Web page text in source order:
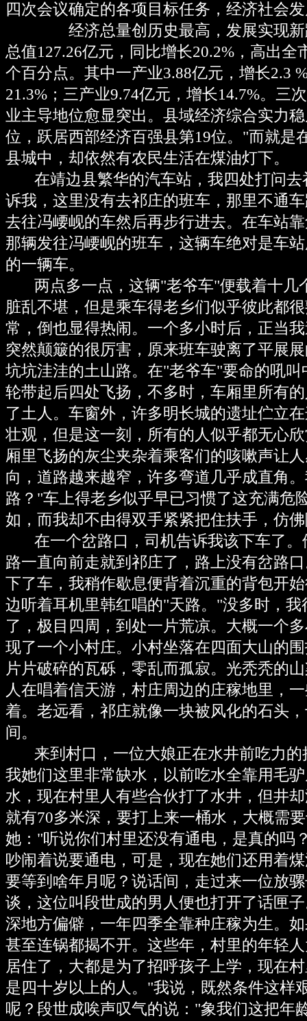
四次会议确定的各项目标任务，经济社会
经济总量创历史最高，发展实现新跨
总值127.26亿元，同比增长20.2%，高出全
个百分点。其中一产业3.88亿元，增长2.3
21.3%；三产业9.74亿元，增长14.7%。三
业主导地位愈显突出。县域经济综合实力
位，跃居西部经济百强县第19位。"而就是
县城中，却依然有农民生活在煤油灯下。
在靖边县繁华的汽车站，我四处打问去
诉我，这里没有去祁庄的班车，那里不通
去往冯崾岘的车然后再步行进去。在车站
那辆发往冯崾岘的班车，这辆车绝对是车
的一辆车。
两点多一点，这辆"老爷车"便载着十几
脏乱不堪，但是乘车得老乡们似乎彼此都
常，倒也显得热闹。一个多小时后，正当
突然颠簸的很厉害，原来班车驶离了平展
坑坑洼洼的土山路。在"老爷车"要命的吼
轮带起后四处飞扬，不多时，车厢里所有
了土人。车窗外，许多明长城的遗址伫立
壮观，但是这一刻，所有的人似乎都无心
厢里飞扬的灰尘夹杂着乘客们的咳嗽声让
向，道路越来越窄，许多弯道几乎成直角
路？"车上得老乡似乎早已习惯了这充满危
如，而我却不由得双手紧紧把住扶手，仿
在一个岔路口，司机告诉我该下车了。
路一直向前走就到祁庄了，路上没有岔路
下了车，我稍作歇息便背着沉重的背包开
边听着耳机里韩红唱的"天路。"没多时，
了，极目四周，到处一片荒凉。大概一个
现了一个小村庄。小村坐落在四面大山的
片片破碎的瓦砾，零乱而孤寂。光秃秃的
人在唱着信天游，村庄周边的庄稼地里，
着。老远看，祁庄就像一块被风化的石头
间。
来到村口，一位大娘正在水井前吃力的
我她们这里非常缺水，以前吃水全靠用毛
水，现在村里人有些合伙打了水井，但井
就有70多米深，要打上来一桶水，大概需
她："听说你们村里还没有通电，是真的吗
吵闹着说要通电，可是，现在她们还用着
要等到啥年月呢？说话间，走过来一位放
谈，这位叫段世成的男人便也打开了话匣
深地方偏僻，一年四季全靠种庄稼为生。
甚至连锅都揭不开。这些年，村里的年轻
居住了，大都是为了招呼孩子上学，现在
是四十岁以上的人。"我说，既然条件这样
呢？段世成唉声叹气的说："象我们这把年